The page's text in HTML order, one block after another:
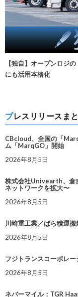
【独自】オープンロジ
にも活用本格化
プレスリリースま
CBcloud、全国の「
ム「MarqGO」開始
2026年8月5日
株式会社Univearth、倉
ネットワークを拡大〜
2026年8月5日
川崎重工業／ばら積運
2026年8月5日
フジトランスコーポレ
2026年8月5日
ネバーマイル：TGR